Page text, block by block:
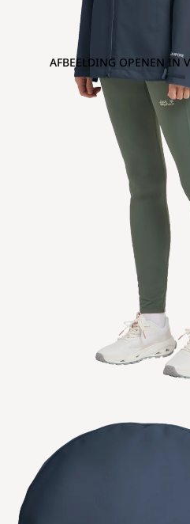
AFBEELDING OPENEN IN